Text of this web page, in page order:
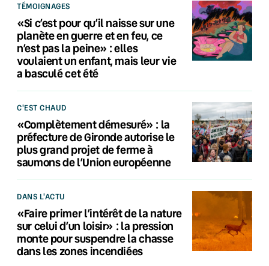
TÉMOIGNAGES
«Si c’est pour qu’il naisse sur une
planète en guerre et en feu, ce
n’est pas la peine» : elles
voulaient un enfant, mais leur vie
a basculé cet été
C'EST CHAUD
«Complètement démesuré» : la
préfecture de Gironde autorise le
plus grand projet de ferme à
saumons de l’Union européenne
DANS L'ACTU
«Faire primer l’intérêt de la nature
sur celui d’un loisir» : la pression
monte pour suspendre la chasse
dans les zones incendiées